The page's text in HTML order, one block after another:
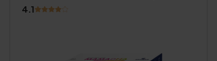
4.1